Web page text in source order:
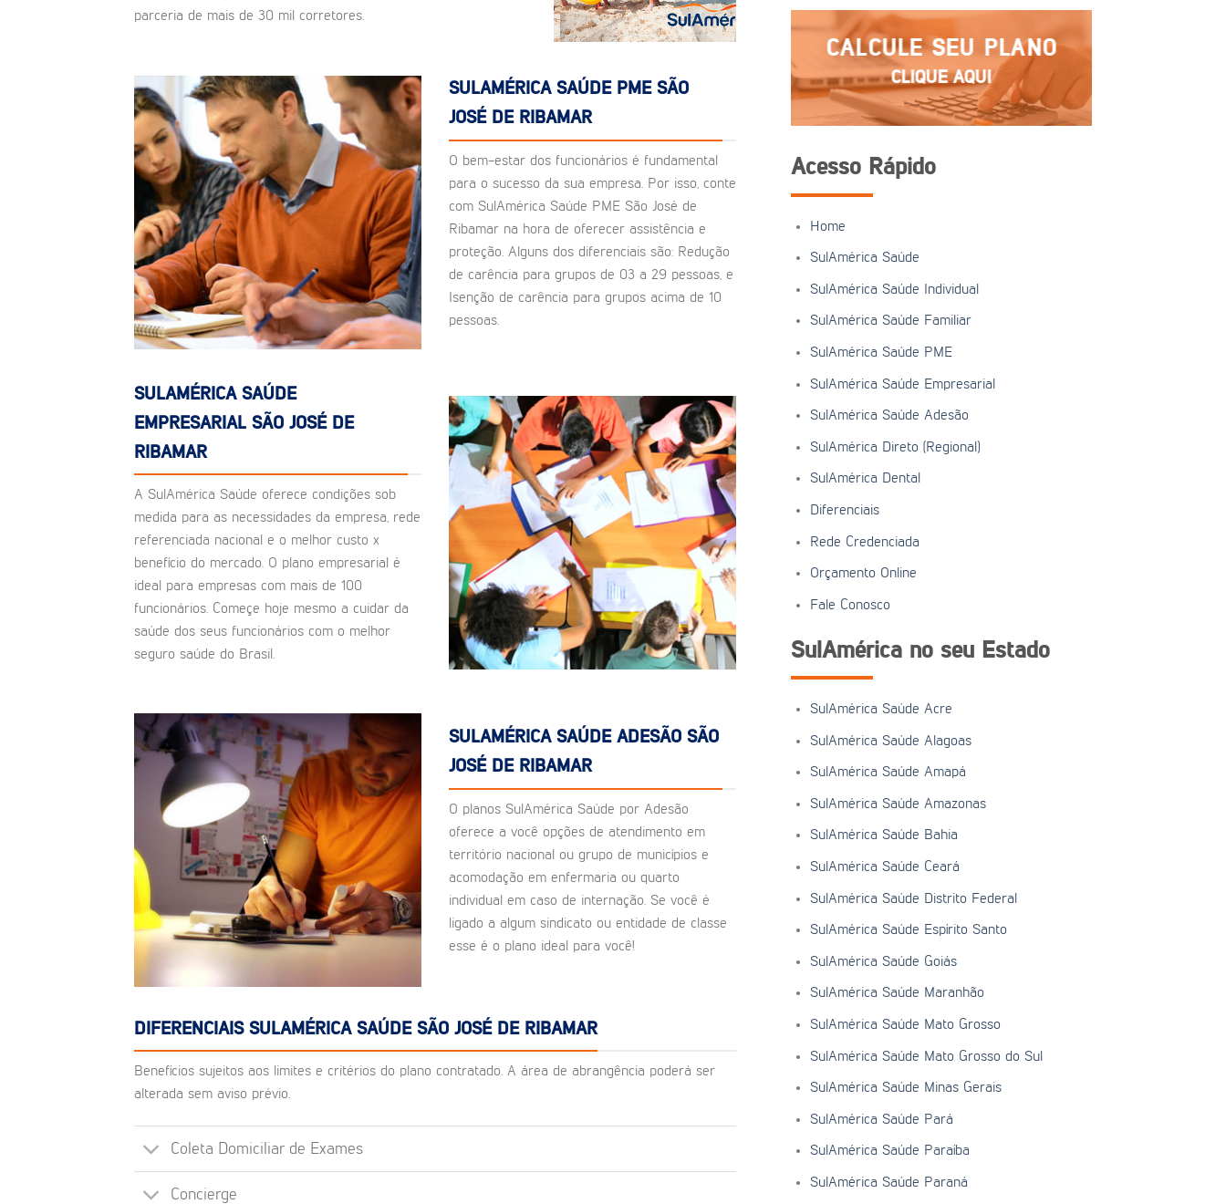
parceria de mais de 30 mil corretores.
SULAMÉRICA SAÚDE PME SÃO
JOSÉ DE RIBAMAR
O bem-estar dos funcionários é fundamental
para o sucesso da sua empresa. Por isso, conte
com SulAmérica Saúde PME São José de
Ribamar na hora de oferecer assistência e
proteção. Alguns dos diferenciais são: Redução
de carência para grupos de 03 a 29 pessoas, e
Isenção de carência para grupos acima de 10
pessoas.
SULAMÉRICA SAÚDE
EMPRESARIAL SÃO JOSÉ DE
RIBAMAR
A SulAmérica Saúde oferece condições sob
medida para as necessidades da empresa, rede
referenciada nacional e o melhor custo x
benefício do mercado. O plano empresarial é
ideal para empresas com mais de 100
funcionários. Começe hoje mesmo a cuidar da
saúde dos seus funcionários com o melhor
seguro saúde do Brasil.
SULAMÉRICA SAÚDE ADESÃO SÃO
JOSÉ DE RIBAMAR
O planos SulAmérica Saúde por Adesão
oferece a você opções de atendimento em
território nacional ou grupo de municípios e
acomodação em enfermaria ou quarto
individual em caso de internação. Se você é
ligado a algum sindicato ou entidade de classe
esse é o plano ideal para você!
DIFERENCIAIS SULAMÉRICA SAÚDE SÃO JOSÉ DE RIBAMAR
Benefícios sujeitos aos limites e critérios do plano contratado. A área de abrangência poderá ser
alterada sem aviso prévio.
Coleta Domiciliar de Exames
Concierge
CALCULE SEU PLANO
CLIQUE AQUI
Acesso Rápido
Home
SulAmérica Saúde
SulAmérica Saúde Individual
SulAmérica Saúde Familiar
SulAmérica Saúde PME
SulAmérica Saúde Empresarial
SulAmérica Saúde Adesão
SulAmérica Direto (Regional)
SulAmérica Dental
Diferenciais
Rede Credenciada
Orçamento Online
Fale Conosco
SulAmérica no seu Estado
SulAmérica Saúde Acre
SulAmérica Saúde Alagoas
SulAmérica Saúde Amapá
SulAmérica Saúde Amazonas
SulAmérica Saúde Bahia
SulAmérica Saúde Ceará
SulAmérica Saúde Distrito Federal
SulAmérica Saúde Espírito Santo
SulAmérica Saúde Goiás
SulAmérica Saúde Maranhão
SulAmérica Saúde Mato Grosso
SulAmérica Saúde Mato Grosso do Sul
SulAmérica Saúde Minas Gerais
SulAmérica Saúde Pará
SulAmérica Saúde Paraíba
SulAmérica Saúde Paraná